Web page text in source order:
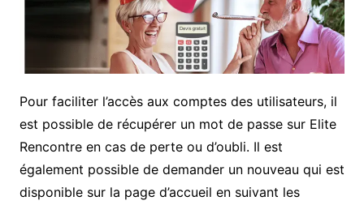
Pour faciliter l’accès aux comptes des utilisateurs, il
est possible de récupérer un mot de passe sur Elite
Rencontre en cas de perte ou d’oubli. Il est
également possible de demander un nouveau qui est
disponible sur la page d’accueil en suivant les